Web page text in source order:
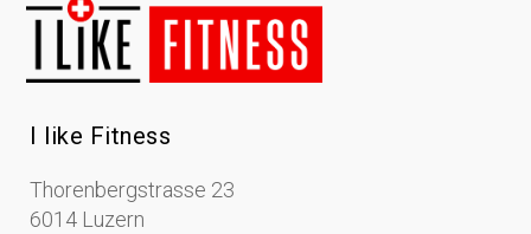
I like Fitness
Thorenbergstrasse 23
6014 Luzern